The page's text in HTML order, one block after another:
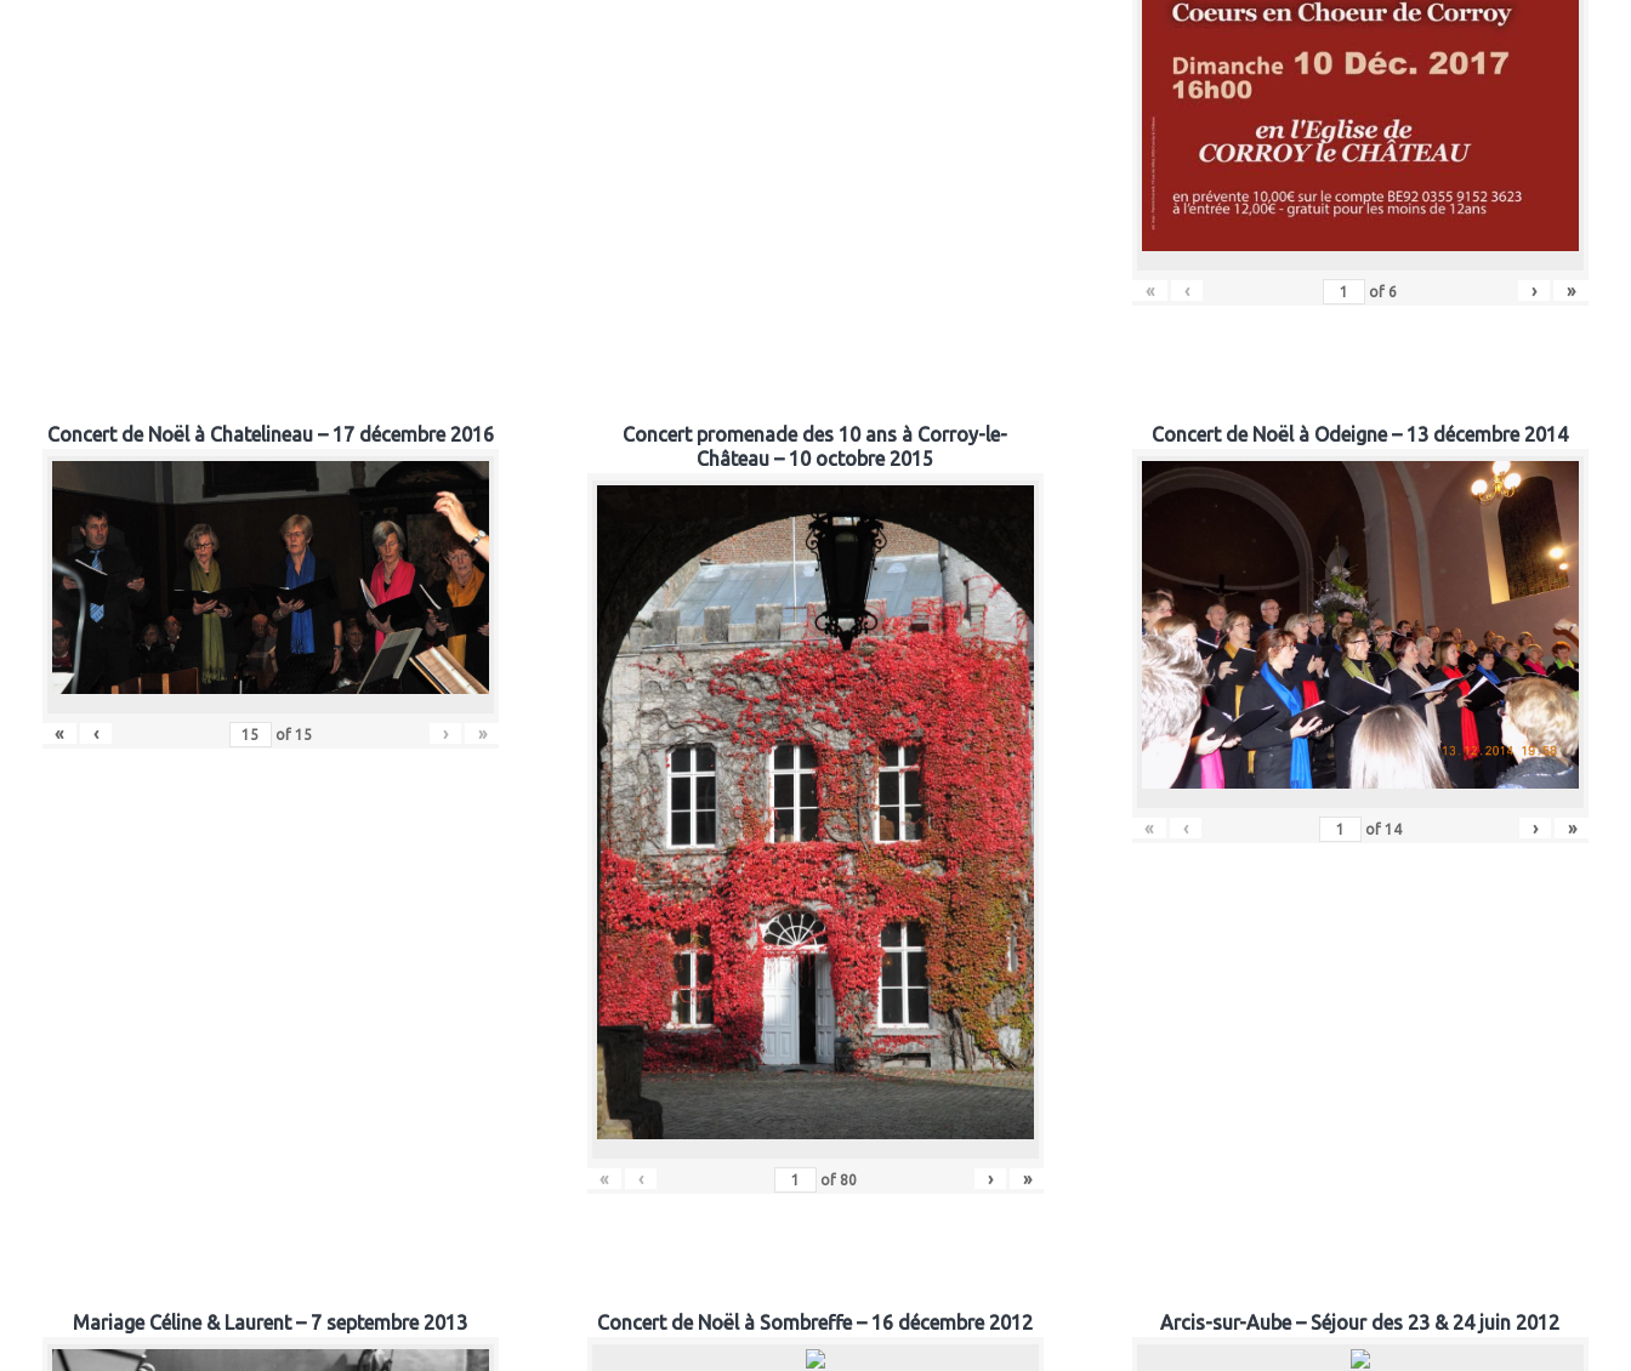
« ‹ of 6 › »
Concert de Noël à Chatelineau – 17 décembre 2016
« ‹ of 15 › »
Concert promenade des 10 ans à Corroy-le-
Château – 10 octobre 2015
« ‹ of 80 › »
Concert de Noël à Odeigne – 13 décembre 2014
« ‹ of 14 › »
Mariage Céline & Laurent – 7 septembre 2013 Concert de Noël à Sombreffe – 16 décembre 2012 Arcis-sur-Aube – Séjour des 23 & 24 juin 2012